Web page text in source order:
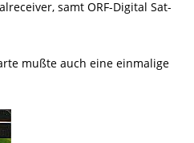
samt ORF-Digital Sat-
mußte auch eine einmalige